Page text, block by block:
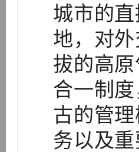
城市的
地，对
拔的高
合一制
古的管
务以及